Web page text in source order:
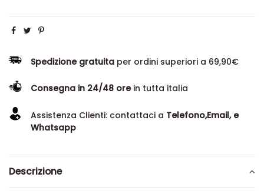
Spedizione gratuita per ordini superiori a 69,90€
Consegna in 24/48 orein tutta italia
Assistenza Clienti: contattaci a Telefono,Email, e
Whatsapp
Descrizione